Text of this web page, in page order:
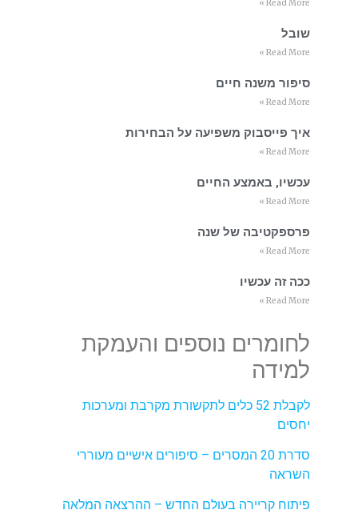
Read More »
שובל
Read More »
סיפור משנה חיים
Read More »
איך פייסבוק משפיעה על הבחירות
Read More »
עכשיו, באמצע החיים
Read More »
פרספקטיבה של שנה
Read More »
ככה זה עכשיו
Read More »
לחומרים נוספים והעמקת
למידה
לקבלת 52 כלים לתקשורת מקרבת ומערכות
יחסים
סדרת 20 המסרים – סיפורים אישיים מעוררי
השראה
פיתוח קריירה בעולם החדש – ההרצאה המלאה